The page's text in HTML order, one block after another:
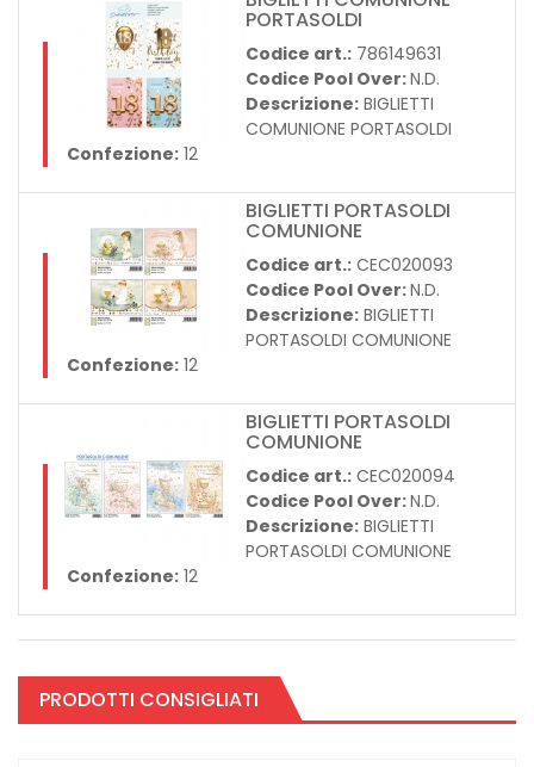
PORTASOLDI
Codice art.: 786149631
Codice Pool Over:N.D.
Descrizione: BIGLIETTI
COMUNIONE PORTASOLDI
Confezione: 12
BIGLIETTI PORTASOLDI
COMUNIONE
Codice art.: CEC020093
Codice Pool Over:N.D.
Descrizione: BIGLIETTI
PORTASOLDI COMUNIONE
Confezione: 12
BIGLIETTI PORTASOLDI
COMUNIONE
Codice art.: CEC020094
Codice Pool Over:N.D.
Descrizione: BIGLIETTI
PORTASOLDI COMUNIONE
Confezione: 12
PRODOTTI CONSIGLIATI